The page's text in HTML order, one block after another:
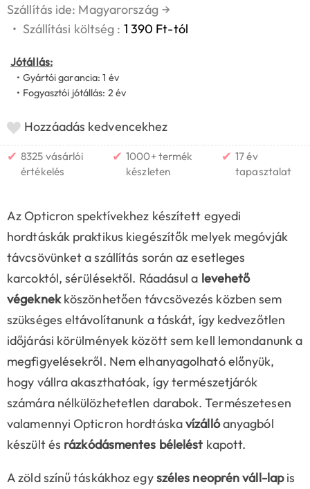
Szállítás ide: Magyarország →
• Szállítási költség : 1 390 Ft-tól
Jótállás:
• Gyártói garancia: 1 év
• Fogyasztói jótállás: 2 év
Hozzáadás kedvencekhez
✔ 8325 vásárlói
értékelés
✔ 1000+ termék
készleten
✔ 17 év
tapasztalat
Az Opticron spektívekhez készített egyedi
hordtáskák praktikus kiegészítők melyek megóvják
távcsövünket a szállítás során az esetleges
karcoktól, sérülésektől. Ráadásul a levehető
végeknekköszönhetően távcsövezés közben sem
szükséges eltávolítanunk a táskát, így kedvezőtlen
időjárási körülmények között sem kell lemondanunk a
megfigyelésekről. Nem elhanyagolható előnyük,
hogy vállra akaszthatóak, így természetjárók
számára nélkülözhetetlen darabok. Természetesen
valamennyi Opticron hordtáskavízállóanyagból
készült és rázkódásmentes bélelést kapott.
A zöld színű táskákhoz egyszéles neoprén váll-lapis